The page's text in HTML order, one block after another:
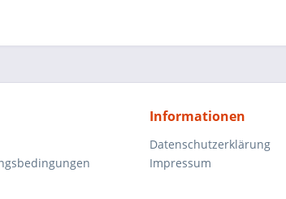
Informationen
Datenschutzerklärung
Impressum